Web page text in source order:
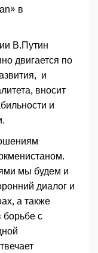
в
В.Путин
двигается по
и
вносит
и
мы будем и
диалог и
а также
борьбе с